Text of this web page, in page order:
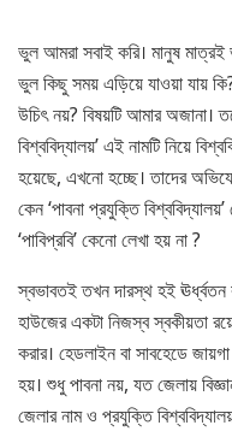
ভুল আমরা সবাই করি। মানুষ
ভুল কিছু সময় এড়িয়ে যাওয়া যায়
উচিৎ নয়? বিষয়টি আমার অজানা।
বিশ্ববিদ্যালয়’ এই নামটি নিয়ে
হয়েছে, এখনো হচ্ছে। তাদের
কেন ‘পাবনা প্রযুক্তি
‘পাবিপ্রবি’ কেনো লেখা হয় না ?
স্বভাবতই তখন দারস্থ হই ঊর্ধ্বতন
হাউজের একটা নিজস্ব স্বকীয়তা
করার। হেডলাইন বা সাবহেডে
হয়। শুধু পাবনা নয়, যত জেলায়
জেলার নাম ও প্রযুক্তি